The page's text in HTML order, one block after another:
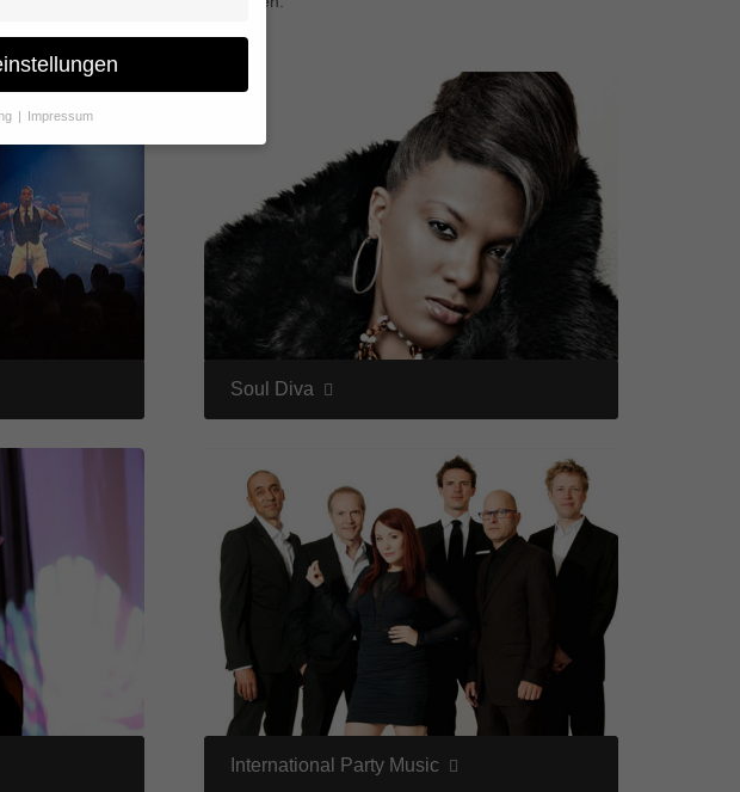
Soul Diva
International Party Music
Impressum
zu freiwilligen Diensten
um Erlaubnis bitten.
auf unserer Website. Einige
diese Website und Ihre
können verarbeitet werden
und Inhalte oder Anzeigen-
weitere Informationen
und sind für die einwandfreie
Marketing
verwendet, um personalisierte
Websites hinweg verfolgen.